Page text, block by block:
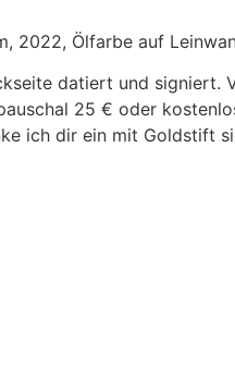
2022, Ölfarbe auf
datiert und signiert.
25 € oder
ich dir ein mit Goldstift